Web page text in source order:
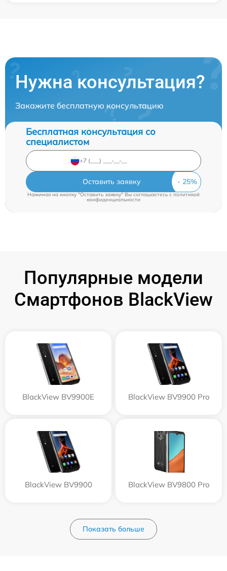
Нужна консультация?
Закажите бесплатную консультацию
Бесплатная консультация со
специалистом
Оставить заявку
Нажимая на кнопку "Оставить заявку" Вы соглашаетесь cполитикой
конфиденциальности
Популярные модели
Смартфонов BlackView
BlackView BV9900E BlackView BV9900 Pro
BlackView BV9900 BlackView BV9800 Pro
Показать больше